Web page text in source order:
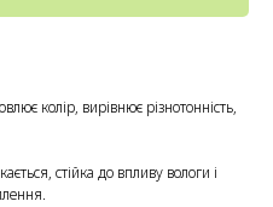
колір, вирівнює різнотонність,
стійка до впливу вологи і